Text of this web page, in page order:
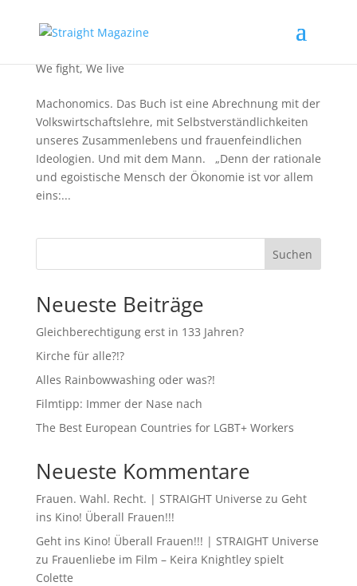
We fight,We live
Machonomics. Das Buch ist eine Abrechnung mit der
Volkswirtschaftslehre, mit Selbstverständlichkeiten
unseres Zusammenlebens und frauenfeindlichen
Ideologien. Und mit dem Mann. „Denn der rationale
und egoistische Mensch der Ökonomie ist vor allem
eins:...
Suchen
Neueste Beiträge
Gleichberechtigung erst in 133 Jahren?
Kirche für alle?!?
Alles Rainbowwashing oder was?!
Filmtipp: Immer der Nase nach
The Best European Countries for LGBT+ Workers
Neueste Kommentare
Frauen. Wahl. Recht. | STRAIGHT Universe zu Geht
ins Kino! Überall Frauen!!!
Geht ins Kino! Überall Frauen!!! | STRAIGHT Universe
zu Frauenliebe im Film – Keira Knightley spielt
Colette